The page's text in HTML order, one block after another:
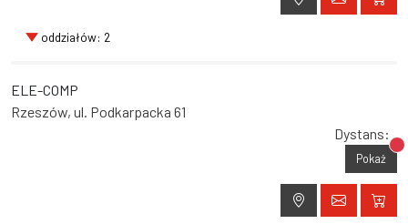
oddziałów: 2
ELE-COMP
Rzeszów, ul. Podkarpacka 61
Dystans:
Pokaż